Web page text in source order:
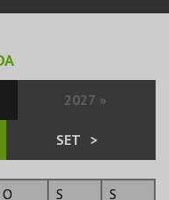
2027 »
SET >
Q S
S